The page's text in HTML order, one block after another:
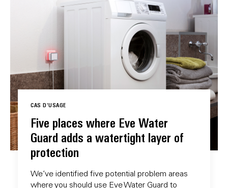
CAS D'USAGE
Five places where Eve Water
Guard adds a watertight layer of
protection
We’ve identified five potential problem areas
where you should use Eve Water Guard to